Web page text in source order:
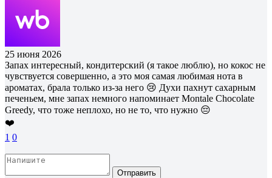
25 июня 2026
Запах интересный, кондитерский (я такое люблю), но кокос не
чувствуется совершенно, а это моя самая любимая нота в
ароматах, брала только из-за него 😢 Духи пахнут сахарным
печеньем, мне запах немного напоминает Montale Chocolate
Greedy, что тоже неплохо, но не то, что нужно 😔
❤️
1 0
Отправить